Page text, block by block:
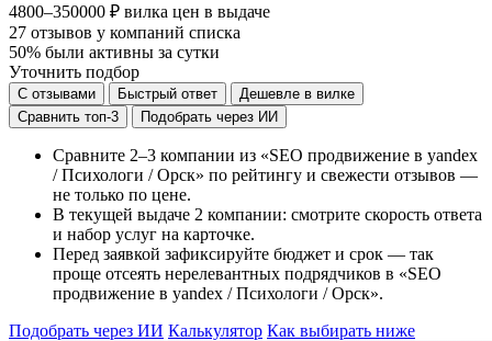
4800–350000 ₽ вилка цен в выдаче
27 отзывов у компаний списка
50% были активны за сутки
Уточнить подбор
С отзывами Быстрый ответ
Дешевле в вилке
Сравнить топ-3
Подобрать через ИИ
Сравните 2–3 компании из «SEO продвижение в yandex
/ Психологи / Орск» по рейтингу и свежести отзывов —
не только по цене.
В текущей выдаче 2 компании: смотрите скорость ответа
и набор услуг на карточке.
Перед заявкой зафиксируйте бюджет и срок — так
проще отсеять нерелевантных подрядчиков в «SEO
продвижение в yandex / Психологи / Орск».
Подобрать через ИИ Калькулятор Как выбирать ниже